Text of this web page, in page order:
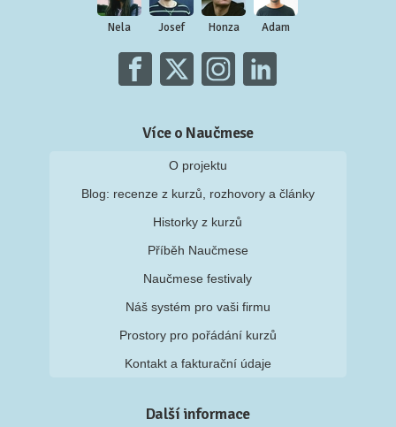
Nela Josef Honza Adam
Více o Naučmese
O projektu
Blog: recenze z kurzů, rozhovory a články
Historky z kurzů
Příběh Naučmese
Naučmese festivaly
Náš systém pro vaši firmu
Prostory pro pořádání kurzů
Kontakt a fakturační údaje
Další informace